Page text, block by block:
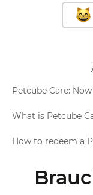
Petcube Care:
What is Petcube
How to redeem a